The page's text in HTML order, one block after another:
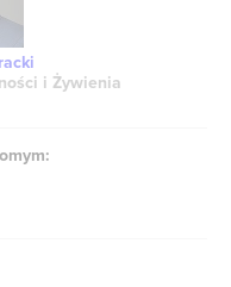
i Żywienia